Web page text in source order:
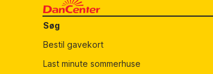
Kontakt
kundeservice@campaya.dk
+45 78 74 62 62
Søg
Bestil gavekort
Last minute sommerhuse